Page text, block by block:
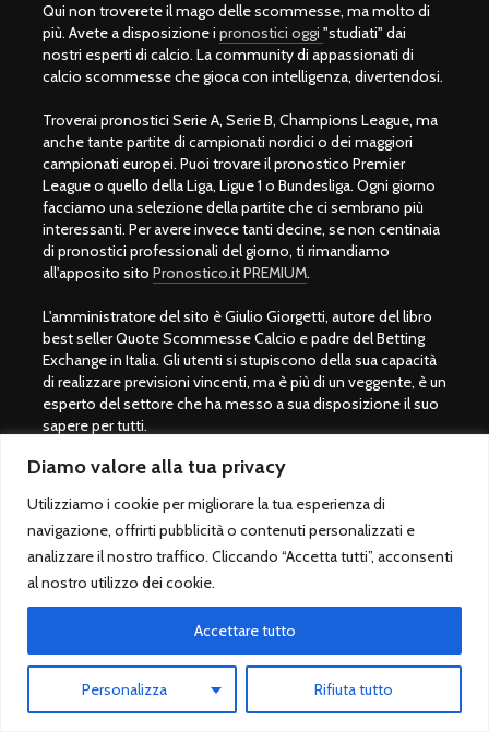
Diamo valore alla tua privacy
Utilizziamo i cookie per migliorare la tua esperienza di
navigazione, offrirti pubblicità o contenuti personalizzati e
analizzare il nostro traffico. Cliccando “Accetta tutti”, acconsenti
al nostro utilizzo dei cookie.
Personalizza Rifiuta tutto
Accettare tutto
Qui non troverete il mago delle scommesse, ma molto di
più. Avete a disposizione i pronostici oggi "studiati" dai
nostri esperti di calcio. La community di appassionati di
calcio scommesse che gioca con intelligenza, divertendosi.
Troverai pronostici Serie A, Serie B, Champions League, ma
anche tante partite di campionati nordici o dei maggiori
campionati europei. Puoi trovare il pronostico Premier
League o quello della Liga, Ligue 1 o Bundesliga. Ogni giorno
facciamo una selezione della partite che ci sembrano più
interessanti. Per avere invece tanti decine, se non centinaia
di pronostici professionali del giorno, ti rimandiamo
all'apposito sito Pronostico.it PREMIUM.
L'amministratore del sito è Giulio Giorgetti, autore del libro
best seller Quote Scommesse Calcio e padre del Betting
Exchange in Italia. Gli utenti si stupiscono della sua capacità
di realizzare previsioni vincenti, ma è più di un veggente, è un
esperto del settore che ha messo a sua disposizione il suo
sapere per tutti.
Una scommessa sportiva calcio infatti si vince con lo
gioco servono preparazione ed esperienza. Il motto di
Giulio Giorgetti è "Prima di scommettere, bisogna imparare a
vincere" per questo motivo si consiglia per tutti coloro che
amano il mondo dei pronostici calcio di acquistare il libro
divertimento con QuoteScommesseCalcio.com.